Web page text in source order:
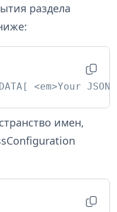
раздела
<em>Your
имен,